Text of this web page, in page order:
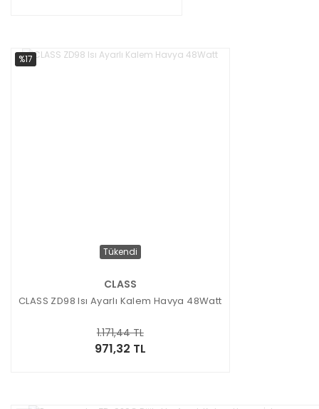
%17
Tükendi
CLASS
CLASS ZD98 Isı Ayarlı Kalem Havya 48Watt
971,32 TL
1.171,44 TL